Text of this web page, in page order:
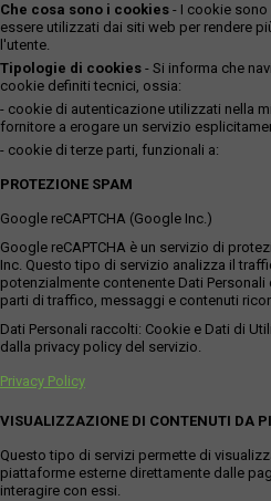
Che cosa sono i cookies - I cookie
essere utilizzati dai siti web per rendere
l'utente.
Tipologie di cookies - Si informa che
cookie definiti tecnici, ossia:
- cookie di autenticazione utilizzati nella
fornitore a erogare un servizio
- cookie di terze parti, funzionali a:
PROTEZIONE SPAM
Google reCAPTCHA (Google Inc.)
Google reCAPTCHA è un servizio di
Inc. Questo tipo di servizio analizza il
potenzialmente contenente Dati
parti di traffico, messaggi e contenuti
Dati Personali raccolti: Cookie e Dati di
dalla privacy policy del servizio.
Privacy Policy
VISUALIZZAZIONE DI CONTENUTI DA
Questo tipo di servizi permette di
piattaforme esterne direttamente dalle
interagire con essi.